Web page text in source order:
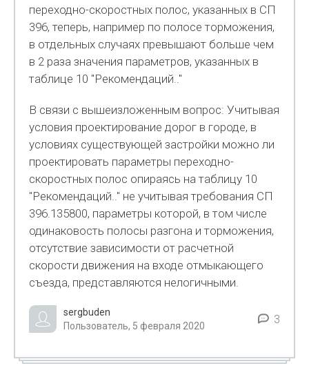
переходно-скоростных полос, указанных в СП
396, теперь, например по полосе торможения,
в отдельных случаях превышают больше чем
в 2 раза значения параметров, указанных в
таблице 10 "Рекомендаций.."
В связи с вышеизложенным вопрос: Учитывая
условия проектирование дорог в городе, в
условиях существующей застройки можно ли
проектировать параметры переходно-
скоростных полос опираясь на таблицу 10
"Рекомендаций.." не учитывая требования СП
396.135800, параметры которой, в том числе
одинаковость полосы разгона и торможения,
отсутствие зависимости от расчетной
скорости движения на входе отмыкающего
съезда, представляются нелогичными.
sergbuden
Пользователь, 5 февраля 2020
3